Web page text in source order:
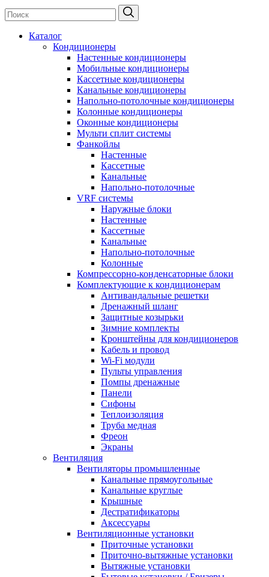
Каталог
Кондиционеры
Настенные кондиционеры
Мобильные кондиционеры
Кассетные кондиционеры
Канальные кондиционеры
Напольно-потолочные кондиционеры
Колонные кондиционеры
Оконные кондиционеры
Мульти сплит системы
Фанкойлы
Настенные
Кассетные
Канальные
Напольно-потолочные
VRF системы
Наружные блоки
Настенные
Кассетные
Канальные
Напольно-потолочные
Колонные
Компрессорно-конденсаторные блоки
Комплектующие к кондиционерам
Антивандальные решетки
Дренажный шланг
Защитные козырьки
Зимние комплекты
Кронштейны для кондиционеров
Кабель и провод
Wi-Fi модули
Пульты управления
Помпы дренажные
Панели
Сифоны
Теплоизоляция
Труба медная
Фреон
Экраны
Вентиляция
Вентиляторы промышленные
Канальные прямоугольные
Канальные круглые
Крышные
Дестратификаторы
Аксессуары
Вентиляционные установки
Приточные установки
Приточно-вытяжные установки
Вытяжные установки